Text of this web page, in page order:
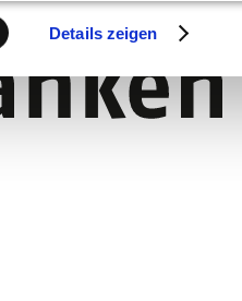
Details zeigen